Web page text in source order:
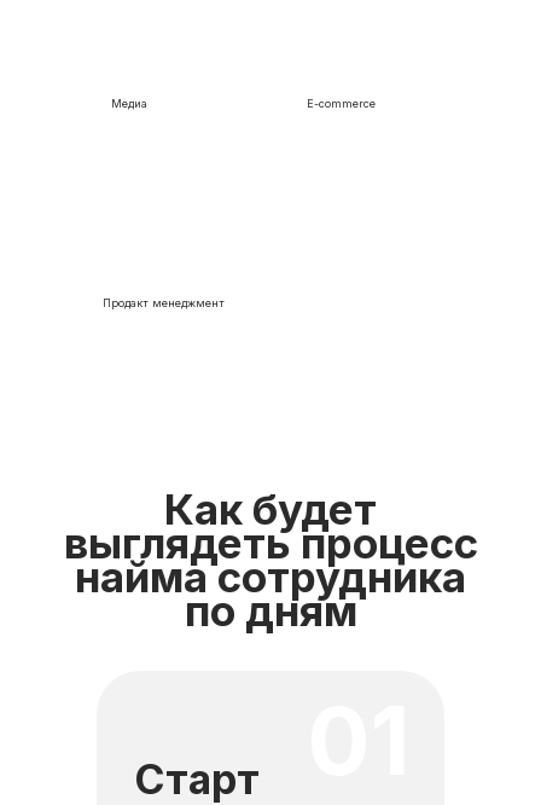
Продакт менеджмент
Медиа E-commerce
Как будет
выглядеть процесс
найма сотрудника
по дням
Старт